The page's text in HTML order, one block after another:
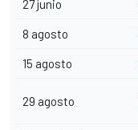
27 junio
8 agosto
15 agosto
29 agosto